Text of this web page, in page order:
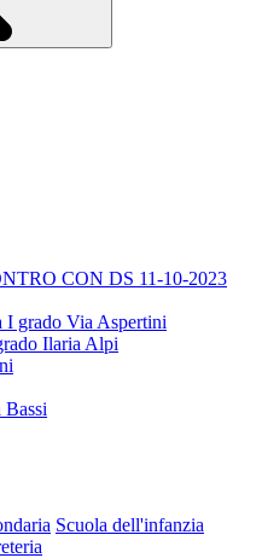
CON DS 11-10-2023
I grado Via Aspertini
Ilaria Alpi
Scuola dell'infanzia